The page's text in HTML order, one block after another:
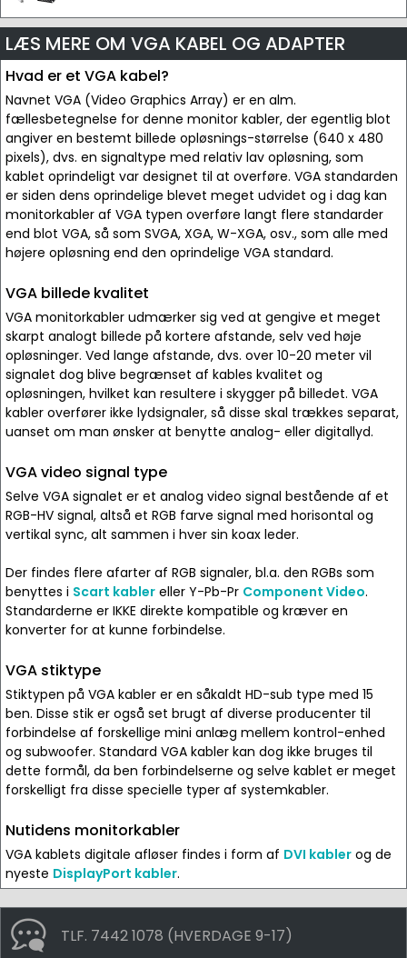
LÆS MERE OM VGA KABEL OG ADAPTER
Hvad er et VGA kabel?
Navnet VGA (Video Graphics Array) er en alm.
fællesbetegnelse for denne monitor kabler, der egentlig blot
angiver en bestemt billede opløsnings-størrelse (640 x 480
pixels), dvs. en signaltype med relativ lav opløsning, som
kablet oprindeligt var designet til at overføre. VGA standarden
er siden dens oprindelige blevet meget udvidet og i dag kan
monitorkabler af VGA typen overføre langt flere standarder
end blot VGA, så som SVGA, XGA, W-XGA, osv., som alle med
højere opløsning end den oprindelige VGA standard.
VGA billede kvalitet
VGA monitorkabler udmærker sig ved at gengive et meget
skarpt analogt billede på kortere afstande, selv ved høje
opløsninger. Ved lange afstande, dvs. over 10-20 meter vil
signalet dog blive begrænset af kables kvalitet og
opløsningen, hvilket kan resultere i skygger på billedet. VGA
kabler overfører ikke lydsignaler, så disse skal trækkes separat,
uanset om man ønsker at benytte analog- eller digitallyd.
VGA video signal type
Selve VGA signalet er et analog video signal bestående af et
RGB-HV signal, altså et RGB farve signal med horisontal og
vertikal sync, alt sammen i hver sin koax leder.
Der findes flere afarter af RGB signaler, bl.a. den RGBs som
benyttes i Scart kabler eller Y-Pb-Pr Component Video.
Standarderne er IKKE direkte kompatible og kræver en
konverter for at kunne forbindelse.
VGA stiktype
Stiktypen på VGA kabler er en såkaldt HD-sub type med 15
ben. Disse stik er også set brugt af diverse producenter til
forbindelse af forskellige mini anlæg mellem kontrol-enhed
og subwoofer. Standard VGA kabler kan dog ikke bruges til
dette formål, da ben forbindelserne og selve kablet er meget
forskelligt fra disse specielle typer af systemkabler.
Nutidens monitorkabler
VGA kablets digitale afløser findes i form af DVI kabler og de
nyeste DisplayPort kabler.
TLF. 7442 1078 (HVERDAGE 9-17)